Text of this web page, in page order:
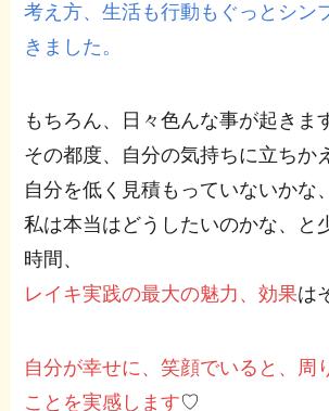
考え方、生活も行動もぐっとシン
きました。
もちろん、日々色んな事が起きま
その都度、自分の気持ちに立ちか
自分を低く見積もっていないかな、
私は本当はどうしたいのかな、と
時間、
レイキ実践の最大の魅力、効果は
自分が幸せに、笑顔でいると、周
ことを実感します♡